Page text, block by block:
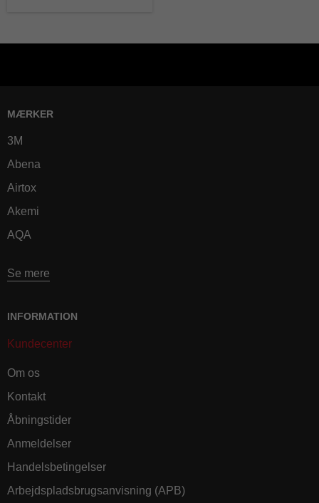
MÆRKER
3M
Abena
Airtox
Akemi
AQA
Se mere
INFORMATION
Kundecenter
Om os
Kontakt
Åbningstider
Anmeldelser
Handelsbetingelser
Arbejdspladsbrugsanvisning (APB)